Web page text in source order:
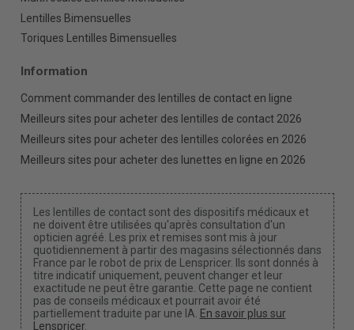
Lentilles Bimensuelles
Toriques Lentilles Bimensuelles
Information
Comment commander des lentilles de contact en ligne
Meilleurs sites pour acheter des lentilles de contact 2026
Meilleurs sites pour acheter des lentilles colorées en 2026
Meilleurs sites pour acheter des lunettes en ligne en 2026
Les lentilles de contact sont des dispositifs médicaux et
ne doivent être utilisées qu'après consultation d'un
opticien agréé. Les prix et remises sont mis à jour
quotidiennement à partir des magasins sélectionnés dans
France par le robot de prix de Lenspricer. Ils sont donnés à
titre indicatif uniquement, peuvent changer et leur
exactitude ne peut être garantie. Cette page ne contient
pas de conseils médicaux et pourrait avoir été
partiellement traduite par une IA. En savoir plus sur
Lenspricer.